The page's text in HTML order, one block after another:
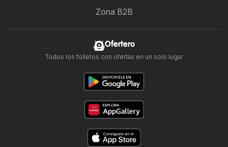
Zona B2B
Ofertero
Todos los folletos con ofertas en un solo lugar